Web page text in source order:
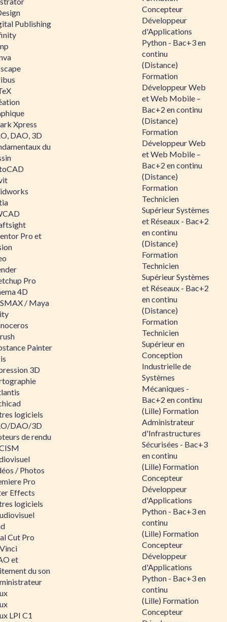
Publishing
Xpress
DAO, 3D
du
Pro et
Pro
4D
/ Maya
Painter
3D
logiciels
DAO/3D
de rendu
/ Photos
Pro
Effects
logiciels
Cut Pro
et
du son
LPI C1
Concepteur
Développeur
d'Applications
Python - Bac+3 en
continu
(Distance)
Formation
Développeur Web
et Web Mobile –
Bac+2 en continu
(Distance)
Formation
Développeur Web
et Web Mobile –
Bac+2 en continu
(Distance)
Formation
Technicien
Supérieur Systèmes
et Réseaux - Bac+2
en continu
(Distance)
Formation
Technicien
Supérieur Systèmes
et Réseaux - Bac+2
en continu
(Distance)
Formation
Technicien
Supérieur en
Conception
Industrielle de
Systèmes
Mécaniques -
Bac+2 en continu
(Lille) Formation
Administrateur
d'Infrastructures
Sécurisées - Bac+3
en continu
(Lille) Formation
Concepteur
Développeur
d'Applications
Python - Bac+3 en
continu
(Lille) Formation
Concepteur
Développeur
d'Applications
Python - Bac+3 en
continu
(Lille) Formation
Concepteur